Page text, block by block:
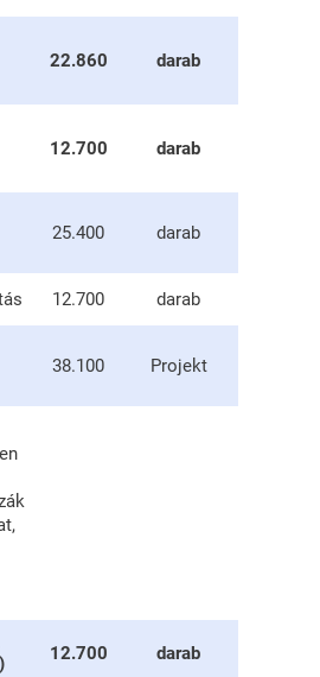
22.860 darab
12.700 darab
25.400 darab
12.700 darab
38.100 Projekt
12.700 darab